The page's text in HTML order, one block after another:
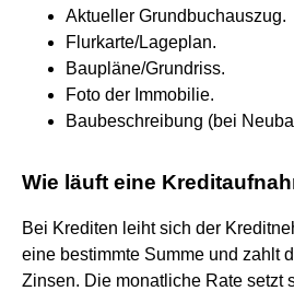
Aktueller Grundbuchauszug.
Flurkarte/Lageplan.
Baupläne/Grundriss.
Foto der Immobilie.
Baubeschreibung (bei
Wie läuft eine
Bei Krediten leiht sich der
eine bestimmte Summe und zahlt
Zinsen. Die monatliche Rate setzt